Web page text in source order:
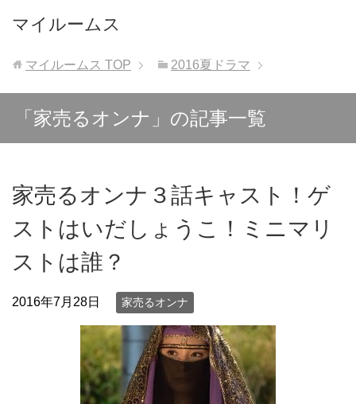
マイルームス
マイルームス TOP 2016夏ドラマ
「家売るオンナ」の記事一覧
家売るオンナ３話キャスト！ゲ
ストはいだしょうこ！ミニマリ
ストは誰？
2016年7月28日 家売るオンナ